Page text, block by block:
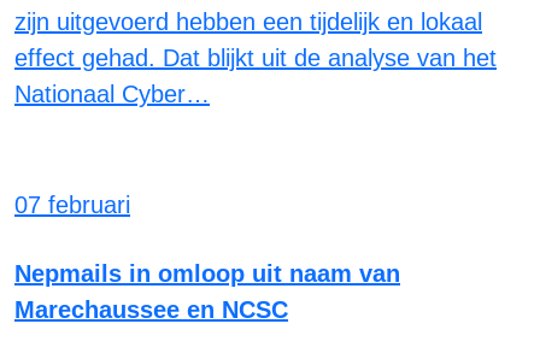
zijn uitgevoerd hebben een tijdelijk en lokaal
effect gehad. Dat blijkt uit de analyse van het
Nationaal Cyber…
07 februari
Nepmails in omloop uit naam van
Marechaussee en NCSC